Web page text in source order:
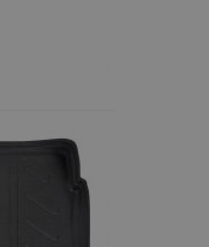
Deseos